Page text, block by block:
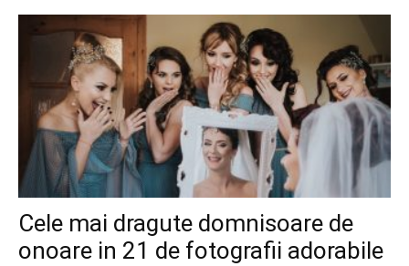
Cele mai dragute domnisoare de
onoare in 21 de fotografii adorabile